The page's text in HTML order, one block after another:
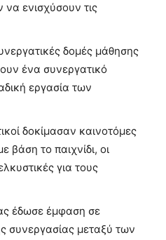
να ενισχύσουν τις
δομές μάθησης
ένα συνεργατικό
εργασία των
δοκίμασαν καινοτόμες
βάση το παιχνίδι, οι
για τους
έδωσε έμφαση σε
συνεργασίας μεταξύ των